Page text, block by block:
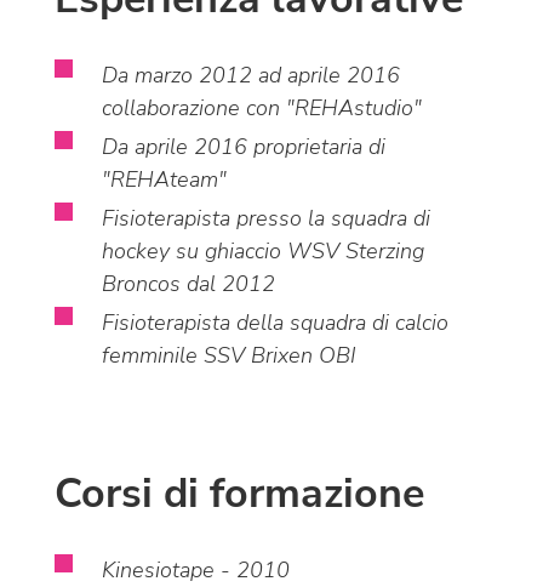
Da marzo 2012 ad aprile 2016
collaborazione con "REHAstudio"
Da aprile 2016 proprietaria di
"REHAteam"
Fisioterapista presso la squadra di
hockey su ghiaccio WSV Sterzing
Broncos dal 2012
Fisioterapista della squadra di calcio
femminile SSV Brixen OBI
Corsi di formazione
Kinesiotape - 2010